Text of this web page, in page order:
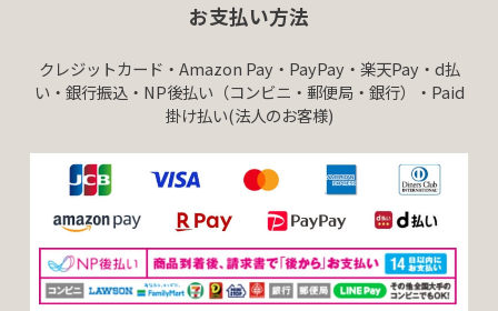
お支払い方法
クレジットカード・Amazon Pay・PayPay・楽天Pay・d払
い・銀行振込・NP後払い（コンビニ・郵便局・銀行）・Paid
掛け払い(法人のお客様)